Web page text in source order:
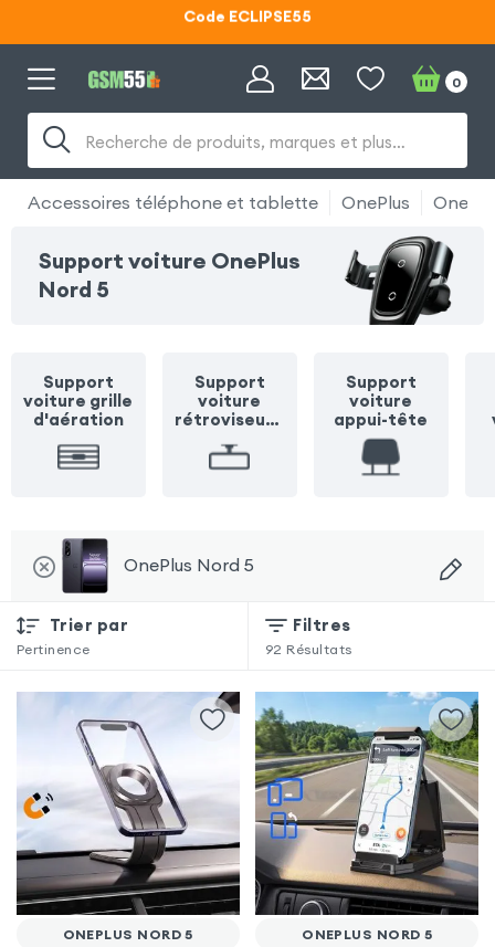
Code ECLIPSE55
Recherche de produits, marques et plus…
0
Accessoires téléphone et tablette OnePlus
Support voiture OnePlus
Nord 5
Support
voiture grille
d'aération
Support
voiture
rétroviseur /
Support
voiture
appui-tête
OnePlus Nord 5
Trier par
Pertinence
Filtres
92 Résultats
ONEPLUS NORD 5 ONEPLUS NORD 5